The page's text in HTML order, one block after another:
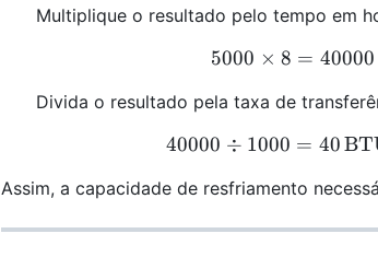
Multiplique o resultado pelo tempo em
5000
5000 × 8 = 40000
Divida o resultado pela taxa de
40000
40000 ÷ 1000 = 40
Assim, a capacidade de resfriamento